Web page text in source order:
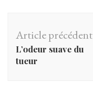
d'article
Article précédent
L’odeur suave du
tueur